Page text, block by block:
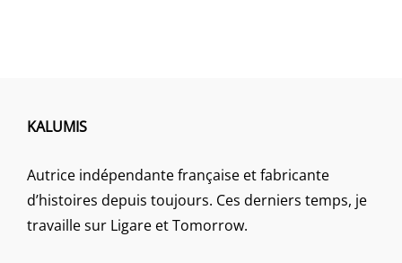
KALUMIS
Autrice indépendante française et fabricante
d’histoires depuis toujours. Ces derniers temps, je
travaille sur Ligare et Tomorrow.